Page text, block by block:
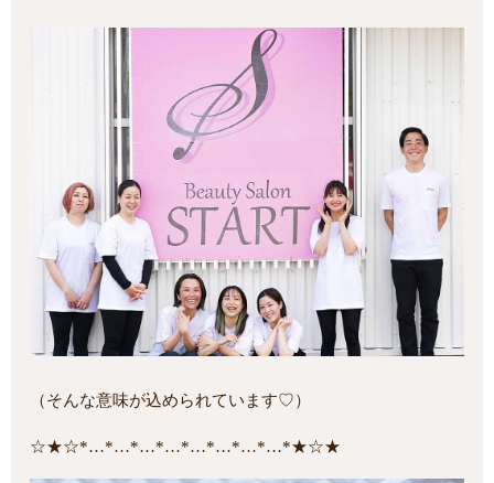
（そんな意味が込められています♡）
☆★☆*…*…*…*…*…*…*…*…*★☆★